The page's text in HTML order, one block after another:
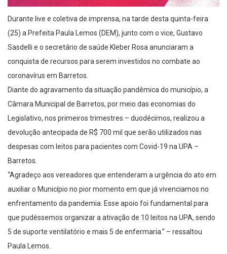
Durante live e coletiva de imprensa, na tarde desta quinta-feira
(25) a Prefeita Paula Lemos (DEM), junto com o vice, Gustavo
Sasdelli e o secretário de saúde Kleber Rosa anunciaram a
conquista de recursos para serem investidos no combate ao
coronavírus em Barretos.
Diante do agravamento da situação pandêmica do município, a
Câmara Municipal de Barretos, por meio das economias do
Legislativo, nos primeiros trimestres – duodécimos, realizou a
devolução antecipada de R$ 700 mil que serão utilizados nas
despesas com leitos para pacientes com Covid-19 na UPA –
Barretos.
“Agradeço aos vereadores que entenderam a urgência do ato em
auxiliar o Município no pior momento em que já vivenciamos no
enfrentamento da pandemia. Esse apoio foi fundamental para
que pudéssemos organizar a ativação de 10 leitos na UPA, sendo
5 de suporte ventilatório e mais 5 de enfermaria.” – ressaltou
Paula Lemos.